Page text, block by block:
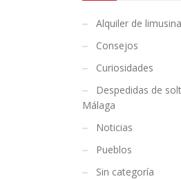
Alquiler de
Consejos
Curiosidades
Despedidas de
Málaga
Noticias
Pueblos
Sin categoría